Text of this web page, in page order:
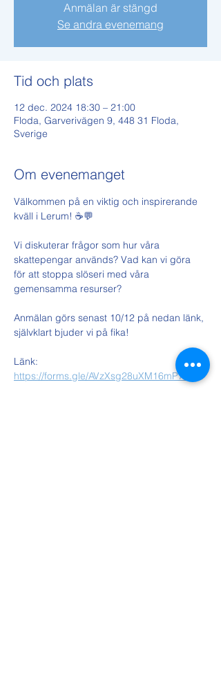
Anmälan är stängd
Se andra evenemang
Tid och plats
12 dec. 2024 18:30 – 21:00
Floda, Garverivägen 9, 448 31 Floda,
Sverige
Om evenemanget
Välkommen på en viktig och inspirerande
kväll i Lerum! ☕️💬
Vi diskuterar frågor som hur våra
skattepengar används? Vad kan vi göra
för att stoppa slöseri med våra
gemensamma resurser?
Anmälan görs senast 10/12 på nedan länk,
självklart bjuder vi på fika!
Länk:
https://forms.gle/AVzXsg28uXM16mP79